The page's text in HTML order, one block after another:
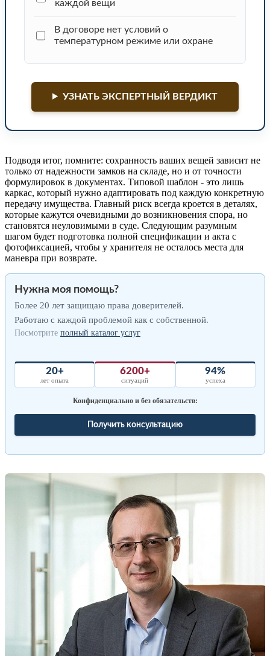
каждой вещи
В договоре нет условий о
температурном режиме или охране
УЗНАТЬ ЭКСПЕРТНЫЙ ВЕРДИКТ
Подводя итог, помните: сохранность ваших вещей зависит не
только от надежности замков на складе, но и от точности
формулировок в документах. Типовой шаблон - это лишь
каркас, который нужно адаптировать под каждую конкретную
передачу имущества. Главный риск всегда кроется в деталях,
которые кажутся очевидными до возникновения спора, но
становятся неуловимыми в суде. Следующим разумным
шагом будет подготовка полной спецификации и акта с
фотофиксацией, чтобы у хранителя не осталось места для
маневра при возврате.
Нужна моя помощь?
Более 20 лет защищаю права доверителей.
Работаю с каждой проблемой как с собственной.
Посмотрите полный каталог услуг
20+
лет опыта
6200+
ситуаций
94%
успеха
Конфиденциально и без обязательств:
Получить консультацию